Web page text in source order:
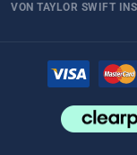
VON TAYLOR SWIFT